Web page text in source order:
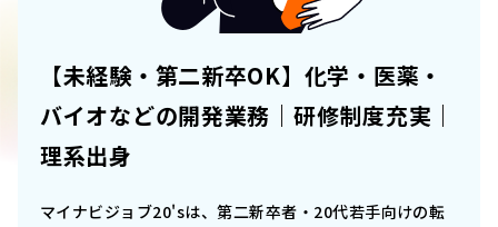
【未経験・第二新卒OK】化学・医薬・
バイオなどの開発業務｜研修制度充実｜
理系出身
マイナビジョブ20'sは、第二新卒者・20代若手向けの転